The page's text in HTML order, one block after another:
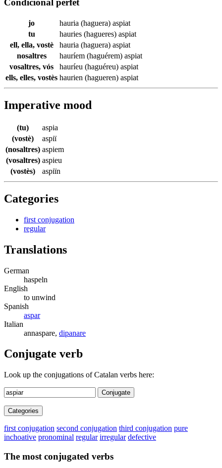
Condicional perfet
jo hauria (haguera) aspiat
tu
hauries (hagueres) aspiat
ell, ella, vostè
hauria (haguera) aspiat
nosaltres
hauríem (haguérem) aspiat
vosaltres, vós
hauríeu (haguéreu) aspiat
ells, elles, vostès haurien (hagueren) aspiat
Imperative mood
(tu)
aspia
(vostè)
aspiï
(nosaltres) aspiem
(vosaltres) aspieu
(vostès)
aspiïn
Categories
first conjugation
regular
Translations
German
haspeln
English
to unwind
Spanish
aspar
Italian
annaspare, dipanare
Conjugate verb
Look up the conjugations of Catalan verbs here:
Conjugate
Categories
first conjugation second conjugation third conjugation pure
inchoative pronominal regular irregular defective
The most conjugated verbs